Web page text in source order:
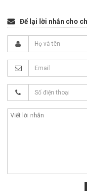
Để lại lời nhắn cho